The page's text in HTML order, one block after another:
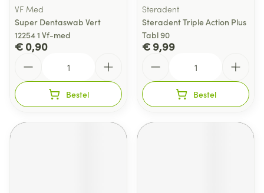
VF Med
Super Dentaswab Vert
12254 1 Vf-med
€ 0,90
Bestel
Steradent
Steradent Triple Action Plus
Tabl 90
€ 9,99
Bestel